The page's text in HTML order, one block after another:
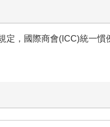
定，國際商會(ICC)統一